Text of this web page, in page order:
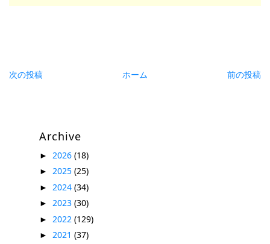
次の投稿 前の投稿
ホーム
Archive
► 2026 (18)
► 2025 (25)
► 2024 (34)
► 2023 (30)
► 2022 (129)
► 2021 (37)